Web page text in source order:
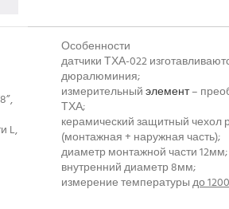
L,
Особенности
датчики ТХА-022
дюралюминия;
измерительныйэлемент–
ТХА;
керамический защитный чехол
(монтажная + наружная часть);
диаметр монтажной части 12мм;
внутренний диаметр 8мм;
измерение температурыдо